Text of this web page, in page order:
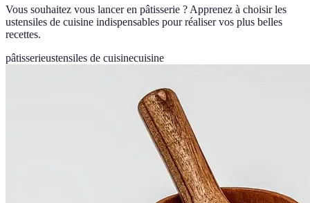
Vous souhaitez vous lancer en pâtisserie ? Apprenez à choisir les
ustensiles de cuisine indispensables pour réaliser vos plus belles
recettes.
pâtisserieustensiles de cuisinecuisine